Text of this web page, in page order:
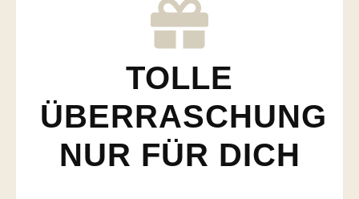
TOLLE
ÜBERRASCHUNG
NUR FÜR DICH